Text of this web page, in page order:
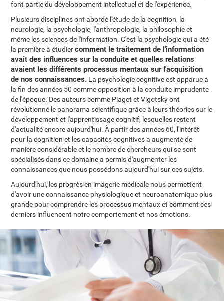
font partie du développement intellectuel et de l'expérience.
Plusieurs disciplines ont abordé l'étude de la cognition, la
neurologie, la psychologie, l'anthropologie, la philosophie et
même les sciences de l'information. C'est la psychologie qui a été
la première à étudiercomment le traitement de l'information
avait des influences sur la conduite et quelles relations
avaient les différents processus mentaux sur l'acquisition
de nos connaissances. La psychologie cognitive est apparue à
la fin des années 50 comme opposition à la conduite imprudente
de l'époque. Des auteurs comme Piaget et Vigotsky ont
révolutionné le panorama scientifique grâce à leurs théories sur le
développement et l'apprentissage cognitif, lesquelles restent
d'actualité encore aujourd'hui. À partir des années 60, l'intérêt
pour la cognition et les capacités cognitives a augmenté de
manière considérable et le nombre de chercheurs qui se sont
spécialisés dans ce domaine a permis d'augmenter les
connaissances que nous possédons aujourd'hui sur ces sujets.
Aujourd'hui, les progrès en imagerie médicale nous permettent
d'avoir une connaissance physiologique et neuroanatomique plus
grande pour comprendre les processus mentaux et comment ces
derniers influencent notre comportement et nos émotions.